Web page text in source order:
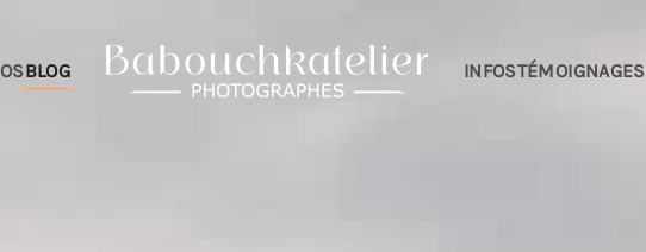
BLOG INFOSTÉMOIGNAGES